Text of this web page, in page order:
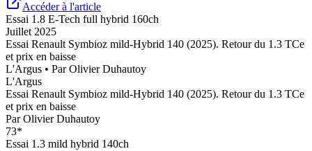
Accéder à l'article
Essai 1.8 E-Tech full hybrid 160ch
Juillet 2025
Essai Renault Symbioz mild-Hybrid 140 (2025). Retour du 1.3 TCe
et prix en baisse
L'Argus • ParOlivier Duhautoy
L'Argus
Essai Renault Symbioz mild-Hybrid 140 (2025). Retour du 1.3 TCe
et prix en baisse
ParOlivier Duhautoy
73*
Essai 1.3 mild hybrid 140ch